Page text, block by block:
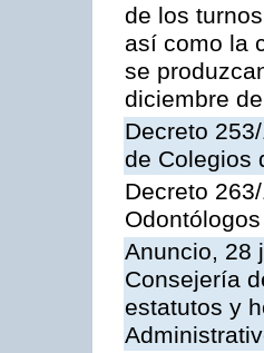
de los
así como la
se
diciembre
Decreto
de Colegios
Decreto
Anuncio, 28
Consejería
estatutos y